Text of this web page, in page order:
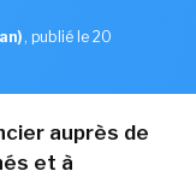
, publié le 20
auprès de
et à